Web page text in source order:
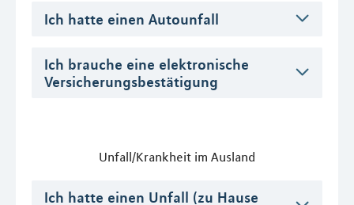
Ich hatte einen Autounfall
Ich brauche eine elektronische
Versicherungsbestätigung
Unfall/Krankheit im Ausland
Ich hatte einen Unfall (zu Hause